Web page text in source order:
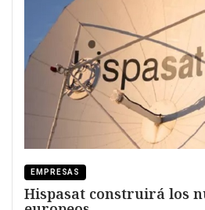
EMPRESAS
Hispasat construirá los